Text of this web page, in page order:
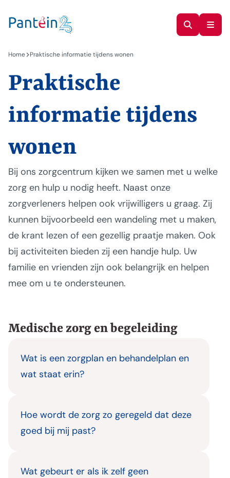
Home Praktische informatie tijdens wonen
Praktische
informatie tijdens
wonen
Bij ons zorgcentrum kijken we samen met u welke
zorg en hulp u nodig heeft. Naast onze
zorgverleners helpen ook vrijwilligers u graag. Zij
kunnen bijvoorbeeld een wandeling met u maken,
de krant lezen of een gezellig praatje maken. Ook
bij activiteiten bieden zij een handje hulp. Uw
familie en vrienden zijn ook belangrijk en helpen
mee om u te ondersteunen.
Medische zorg en begeleiding
Wat is een zorgplan en behandelplan en
wat staat erin?
Hoe wordt de zorg zo geregeld dat deze
goed bij mij past?
Wat gebeurt er als ik zelf geen